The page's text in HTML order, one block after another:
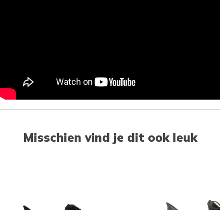
Misschien vind je dit ook leuk